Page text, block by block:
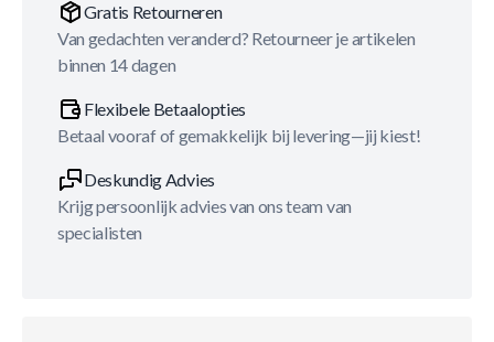
Gratis Retourneren
Van gedachten veranderd? Retourneer je artikelen
binnen 14 dagen
Flexibele Betaalopties
Betaal vooraf of gemakkelijk bij levering—jij kiest!
Deskundig Advies
Krijg persoonlijk advies van ons team van
specialisten